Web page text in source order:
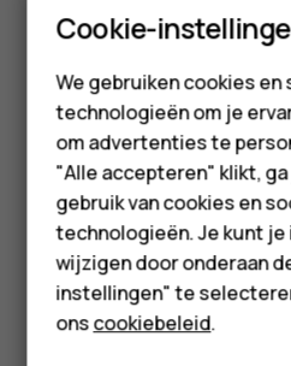
Smartphones
Feature
Accessoires
HMD Terra M
Voor
Tablets
Shop
Tik op het vak naast de
Tik op het gewenste
Een tabblad sluiten
Doe het volgende in Chrome:
Tik op het vak naast de
Tik opXop het tabblad
Zoeken op het web
Cookie-
We gebruiken cookies
technologieën om je
om advertenties te
"Alle accepteren" klikt,
gebruik van cookies en
technologieën. Je kunt
wijzigen door onderaan
instellingen" te
onscookiebeleid.